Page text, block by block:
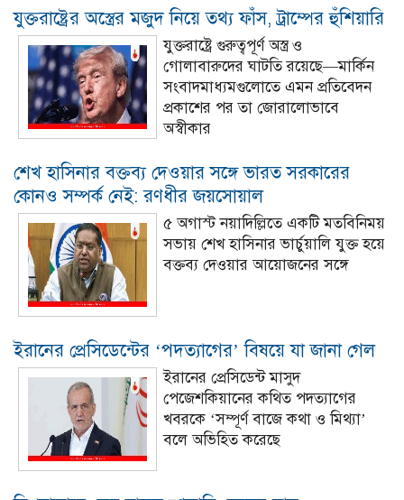
যুক্তরাষ্ট্রের অস্ত্রের মজুদ নিয়ে তথ্য ফাঁস, ট্রাম্পের হুঁশিয়ারি
যুক্তরাষ্ট্রে গুরুত্বপূর্ণ অস্ত্র ও
গোলাবারুদের ঘাটতি রয়েছে—মার্কিন
সংবাদমাধ্যমগুলোতে এমন প্রতিবেদন
প্রকাশের পর তা জোরালোভাবে
অস্বীকার
শেখ হাসিনার বক্তব্য দেওয়ার সঙ্গে ভারত সরকারের
কোনও সম্পর্ক নেই: রণধীর জয়সোয়াল
৫ অগাস্ট নয়াদিল্লিতে একটি মতবিনিময়
সভায় শেখ হাসিনার ভার্চুয়ালি যুক্ত হয়ে
বক্তব্য দেওয়ার আয়োজনের সঙ্গে
ইরানের প্রেসিডেন্টের ‘পদত্যাগের’ বিষয়ে যা জানা গেল
ইরানের প্রেসিডেন্ট মাসুদ
পেজেশকিয়ানের কথিত পদত্যাগের
খবরকে ‌‌‘সম্পূর্ণ বাজে কথা ও মিথ্যা’
বলে অভিহিত করেছে